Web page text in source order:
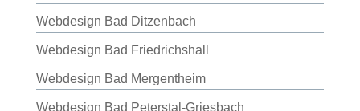
Webdesign Bad Ditzenbach
Webdesign Bad Friedrichshall
Webdesign Bad Mergentheim
Webdesign Bad Peterstal-Griesbach